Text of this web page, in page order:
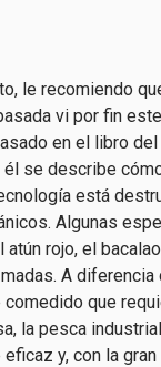
le recomiendo
vi por fin
en el libro
él se describe
está
Algunas
rojo, el
A diferencia
comedido que
la pesca
y, con la